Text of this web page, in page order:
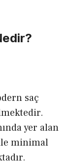
saç
yer alan
minimal